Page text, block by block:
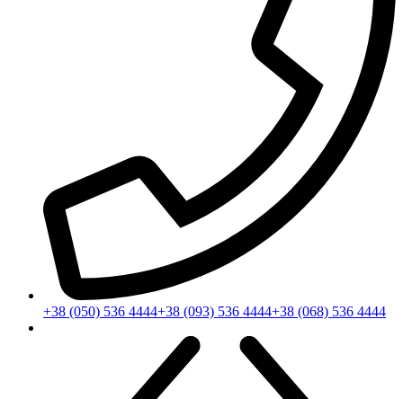
+38 (050) 536 4444+38 (093) 536 4444+38 (068) 536 4444